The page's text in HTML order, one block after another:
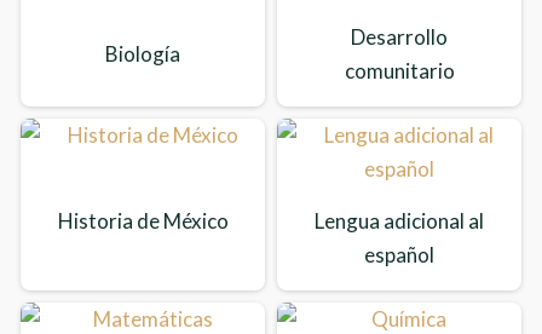
Biología
Desarrollo
comunitario
Historia de México
Lengua adicional al
español